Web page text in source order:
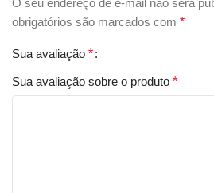
obrigatórios são marcados com *
Sua avaliação *
Sua avaliação sobre o produto *